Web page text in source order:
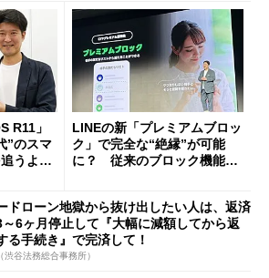
R11」
”のスマ
うより
LINEの新「プレミアムブロッ
ク」で完全な“絶縁”が可能
に？ 従来のブロック機能と
ドローン地獄から抜け出したい人は、返済
～6ヶ月停止して『大幅に減額してから返
る手続き』で完済して！
渋谷法務総合事務所）